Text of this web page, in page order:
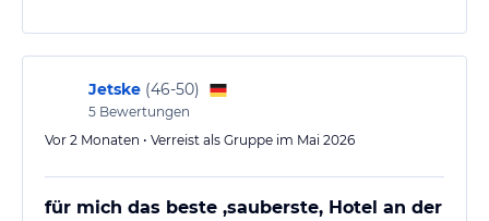
was
Jetske (46-50)
5 Bewertungen
Vor 2 Monaten • Verreist als Gruppe im Mai 2026
für mich das beste ,sauberste, Hotel an der